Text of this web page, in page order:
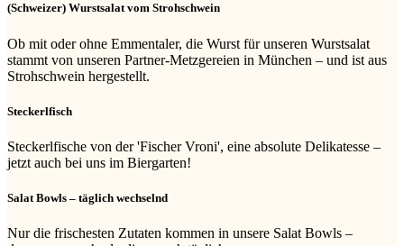
(Schweizer) Wurstsalat vom Strohschwein
Ob mit oder ohne Emmentaler, die Wurst für unseren Wurstsalat
stammt von unseren Partner-Metzgereien in München – und ist aus
Strohschwein hergestellt.
Steckerlfisch
Steckerlfische von der 'Fischer Vroni', eine absolute Delikatesse –
jetzt auch bei uns im Biergarten!
Salat Bowls – täglich wechselnd
Nur die frischesten Zutaten kommen in unsere Salat Bowls –